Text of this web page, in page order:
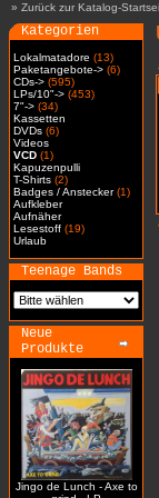
» Zurück zur Katalog-
Kategorien
Lokalmatadore (13)
Paketangebote-> (6)
CDs-> (595)
LPs/10"-> (453)
7"-> (34)
Kassetten
DVDs (6)
Videos
VCD (1)
Kapuzenpulli
T-Shirts (2)
Badges / Anstecker(1)
Aufkleber
Aufnäher
Lesestoff (19)
Urlaub
Teenage Bands
Neue
Produkte
Jingo de Lunch - Axe to